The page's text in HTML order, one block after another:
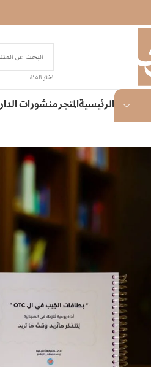
اختر الفئة
الرئيسيةالمتجرمنشورات الدار